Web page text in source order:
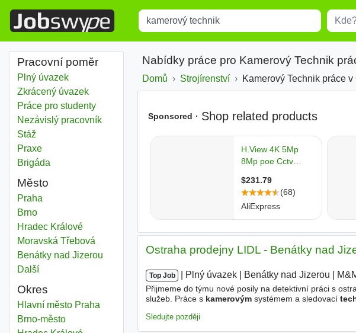
Title Místo
Pracovní poměr
Plný úvazek
Zkrácený úvazek
Práce pro studenty
Nezávislý pracovník
Stáž
Praxe
Brigáda
Město
Kamerový technik
Praha
Kamerový technik
Brno
Kamerový technik
Hradec Králové
Kamerový technik
Moravská Třebová
Kamerový technik
Benátky nad Jizerou
Dalšíměsta
Okres
Kamerový technik
Hlavní město Praha
Kamerový technik
Brno-městoOkres
Nabídky práce pro Kamerový Technik
Domů Strojírenství Kamerový Technik práce v
Ostraha prodejny LIDL - Benátky nad
Top Job Plný úvazek Benátky nad Jizerou
Přijmeme do týmu nové posily na detektivní práci s
služeb. Práce s kamerovýmsystémem a sledovací
Sledujte později